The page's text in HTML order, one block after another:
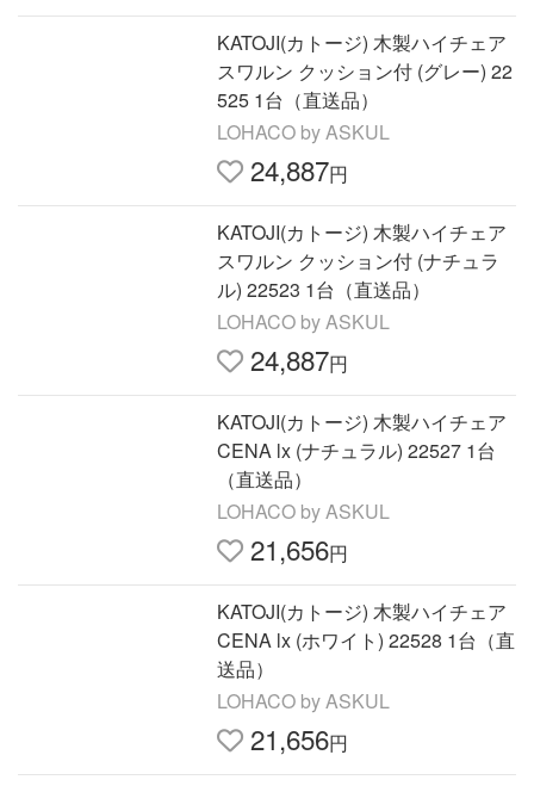
KATOJI(カトージ) 木製ハイチェア
スワルン クッション付 (グレー) 22
525 1台（直送品）
LOHACO by ASKUL
24,887円
KATOJI(カトージ) 木製ハイチェア
スワルン クッション付 (ナチュラ
ル) 22523 1台（直送品）
LOHACO by ASKUL
24,887円
KATOJI(カトージ) 木製ハイチェア
CENA lx (ナチュラル) 22527 1台
（直送品）
LOHACO by ASKUL
21,656円
KATOJI(カトージ) 木製ハイチェア
CENA lx (ホワイト) 22528 1台（直
送品）
LOHACO by ASKUL
21,656円